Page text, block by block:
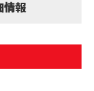
報